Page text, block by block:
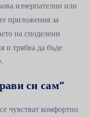
изчерпателни или
приложения за
на споделени
и трябва да бъде
си сам“
чувстват комфортно